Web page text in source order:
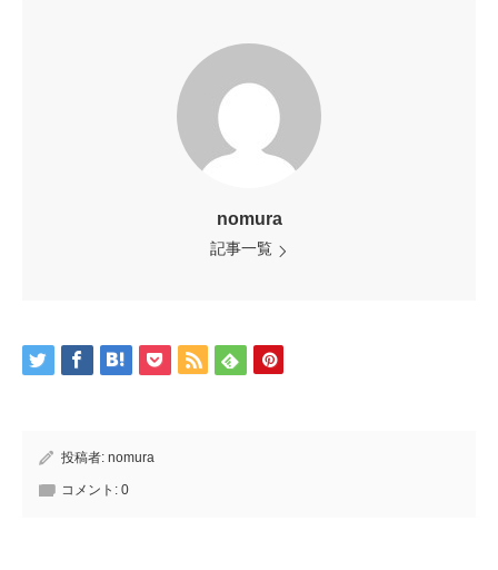
nomura
記事一覧
投稿者: nomura
コメント: 0